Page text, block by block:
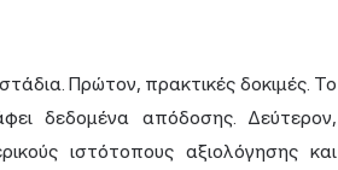
Πρώτον, πρακτικές δοκιμές. Το
δεδομένα απόδοσης. Δεύτερον,
ιστότοπους αξιολόγησης και